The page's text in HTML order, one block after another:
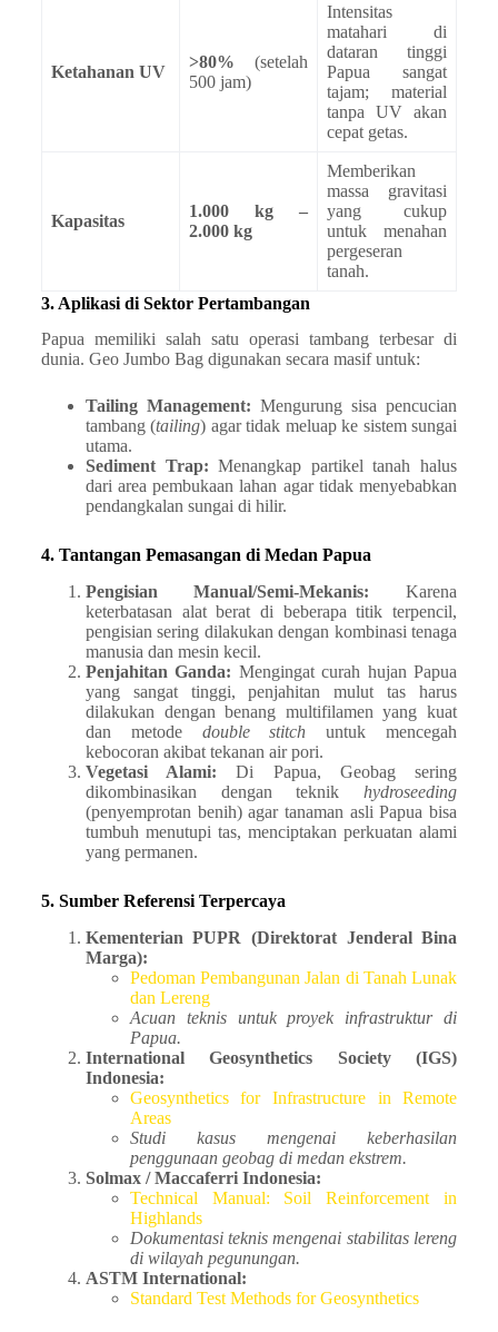
Ketahanan UV
>80% (setelah
500 jam)
Intensitas
matahari di
dataran tinggi
Papua sangat
tajam; material
tanpa UV akan
cepat getas.
Kapasitas
1.000 kg –
2.000 kg
Memberikan
massa gravitasi
yang cukup
untuk menahan
pergeseran
tanah.
3. Aplikasi di Sektor Pertambangan
Papua memiliki salah satu operasi tambang terbesar di
dunia. Geo Jumbo Bag digunakan secara masif untuk:
Tailing Management: Mengurung sisa pencucian
tambang (tailing) agar tidak meluap ke sistem sungai
utama.
Sediment Trap: Menangkap partikel tanah halus
dari area pembukaan lahan agar tidak menyebabkan
pendangkalan sungai di hilir.
4. Tantangan Pemasangan di Medan Papua
Pengisian Manual/Semi-Mekanis: Karena
keterbatasan alat berat di beberapa titik terpencil,
pengisian sering dilakukan dengan kombinasi tenaga
manusia dan mesin kecil.
Penjahitan Ganda: Mengingat curah hujan Papua
yang sangat tinggi, penjahitan mulut tas harus
dilakukan dengan benang multifilamen yang kuat
dan metode double stitch untuk mencegah
kebocoran akibat tekanan air pori.
Vegetasi Alami: Di Papua, Geobag sering
dikombinasikan dengan teknikhydroseeding
(penyemprotan benih) agar tanaman asli Papua bisa
tumbuh menutupi tas, menciptakan perkuatan alami
yang permanen.
5. Sumber Referensi Terpercaya
Kementerian PUPR (Direktorat Jenderal Bina
Marga):
Pedoman Pembangunan Jalan di Tanah Lunak
dan Lereng
Acuan teknis untuk proyek infrastruktur di
Papua.
International Geosynthetics Society (IGS)
Indonesia:
Geosynthetics for Infrastructure in Remote
Areas
Studi kasus mengenai keberhasilan
penggunaan geobag di medan ekstrem.
Solmax / Maccaferri Indonesia:
Technical Manual: Soil Reinforcement in
Highlands
Dokumentasi teknis mengenai stabilitas lereng
di wilayah pegunungan.
ASTM International:
Standard Test Methods for Geosynthetics